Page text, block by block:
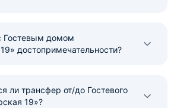
Гостевым домом
достопримечательности?
ли трансфер от/до Гостевого
19»?